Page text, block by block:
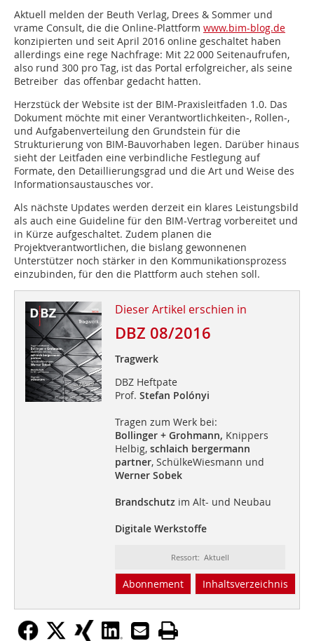
Aktuell melden der Beuth Verlag, Drees & Sommer und
vrame Consult, die die Online-Plattform www.bim-blog.de
konzipierten und seit April 2016 online geschaltet haben
allerdings eine rege Nachfrage: Mit 22 000 Seitenaufrufen,
also rund 300 pro Tag, ist das Portal erfolgreicher, als seine
Betreiber das offenbar gedacht hatten.
Herzstück der Website ist der BIM-Praxisleitfaden 1.0. Das
Dokument möchte mit einer Verantwortlichkeiten-, Rollen-,
und Aufgabenverteilung den Grundstein für die
Strukturierung von BIM-Bauvorhaben legen. Darüber hinaus
sieht der Leitfaden eine verbindliche Festlegung auf
Formate, den Detaillierungsgrad und die Art und Weise des
Informationsaustausches vor.
Als nächste Updates werden derzeit ein klares Leistungsbild
als auch eine Guideline für den BIM-Vertrag vorbereitet und
in Kürze aufgeschaltet. Zudem planen die
Projektverantwortlichen, die bislang gewonnenen
Unterstützer noch stärker in den Kommunikationsprozess
einzubinden, für den die Plattform auch stehen soll.
Dieser Artikel erschien in
DBZ 08/2016
Tragwerk
DBZ Heftpate
Prof. Stefan Polónyi
Tragen zum Werk bei:
Bollinger + Grohmann, Knippers
Helbig, schlaich bergermann
partner, SchülkeWiesmann und
Werner Sobek
Brandschutzim Alt- und Neubau
Digitale Werkstoffe
Ressort: Aktuell
Abonnement Inhaltsverzeichnis